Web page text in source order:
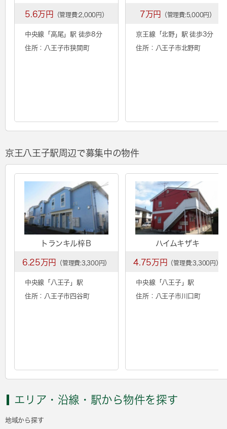
5.6万円 （管理費:2,000円）
中央線「 高尾 」駅 徒歩8分
住所：八王子市狭間町
7万円 （管理費:5,000円）
京王線「 北野」駅 徒歩3分
住所：八王子市北野町
京王八王子駅周辺で募集中の物件
トランキル梓Ｂ
6.25万円 （管理費:3,300円）
中央線「 八王子 」駅
住所：八王子市四谷町
ハイムキザキ
4.75万円 （管理費:3,300円）
中央線「 八王子」駅
住所：八王子市川口町
エリア・沿線・駅から物件を探す
地域から探す